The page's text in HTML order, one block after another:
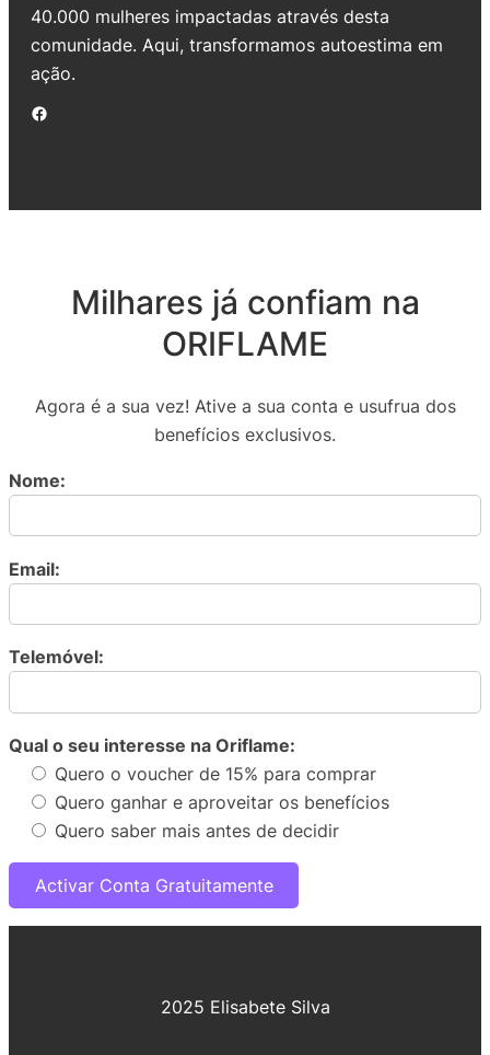
40.000 mulheres impactadas através desta
comunidade. Aqui, transformamos autoestima em
ação.
Facebook
Milhares já confiam na
ORIFLAME
Agora é a sua vez! Ative a sua conta e usufrua dos
benefícios exclusivos.
Nome:
Email:
Telemóvel:
Qual o seu interesse na Oriflame:
Quero o voucher de 15% para comprar
Quero ganhar e aproveitar os benefícios
Quero saber mais antes de decidir
2025 Elisabete Silva